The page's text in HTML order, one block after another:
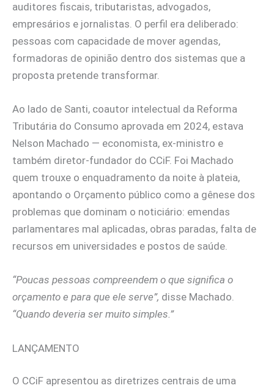
auditores fiscais, tributaristas, advogados,
empresários e jornalistas. O perfil era deliberado:
pessoas com capacidade de mover agendas,
formadoras de opinião dentro dos sistemas que a
proposta pretende transformar.
Ao lado de Santi, coautor intelectual da Reforma
Tributária do Consumo aprovada em 2024, estava
Nelson Machado — economista, ex-ministro e
também diretor-fundador do CCiF. Foi Machado
quem trouxe o enquadramento da noite à plateia,
apontando o Orçamento público como a gênese dos
problemas que dominam o noticiário: emendas
parlamentares mal aplicadas, obras paradas, falta de
recursos em universidades e postos de saúde.
“Poucas pessoas compreendem o que significa o
orçamento e para que ele serve”, disse Machado.
“Quando deveria ser muito simples.”
LANÇAMENTO
O CCiF apresentou as diretrizes centrais de uma